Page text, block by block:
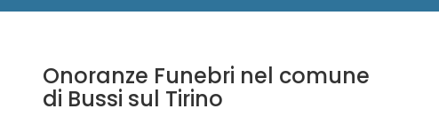
Onoranze Funebri nel comune
di Bussi sul Tirino